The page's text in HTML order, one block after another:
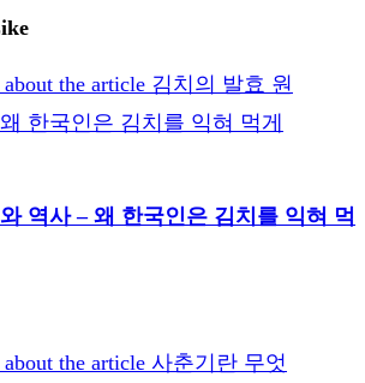
역사 – 왜 한국인은 김치를 익혀 먹